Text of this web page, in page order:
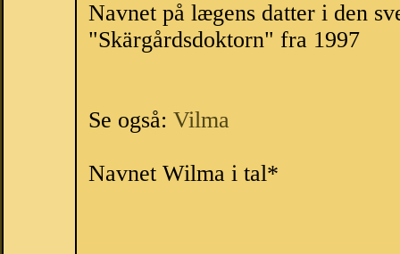
Navnet på lægens datter i den
"Skärgårdsdoktorn" fra 1997
Se også: Vilma
Navnet Wilma i tal*